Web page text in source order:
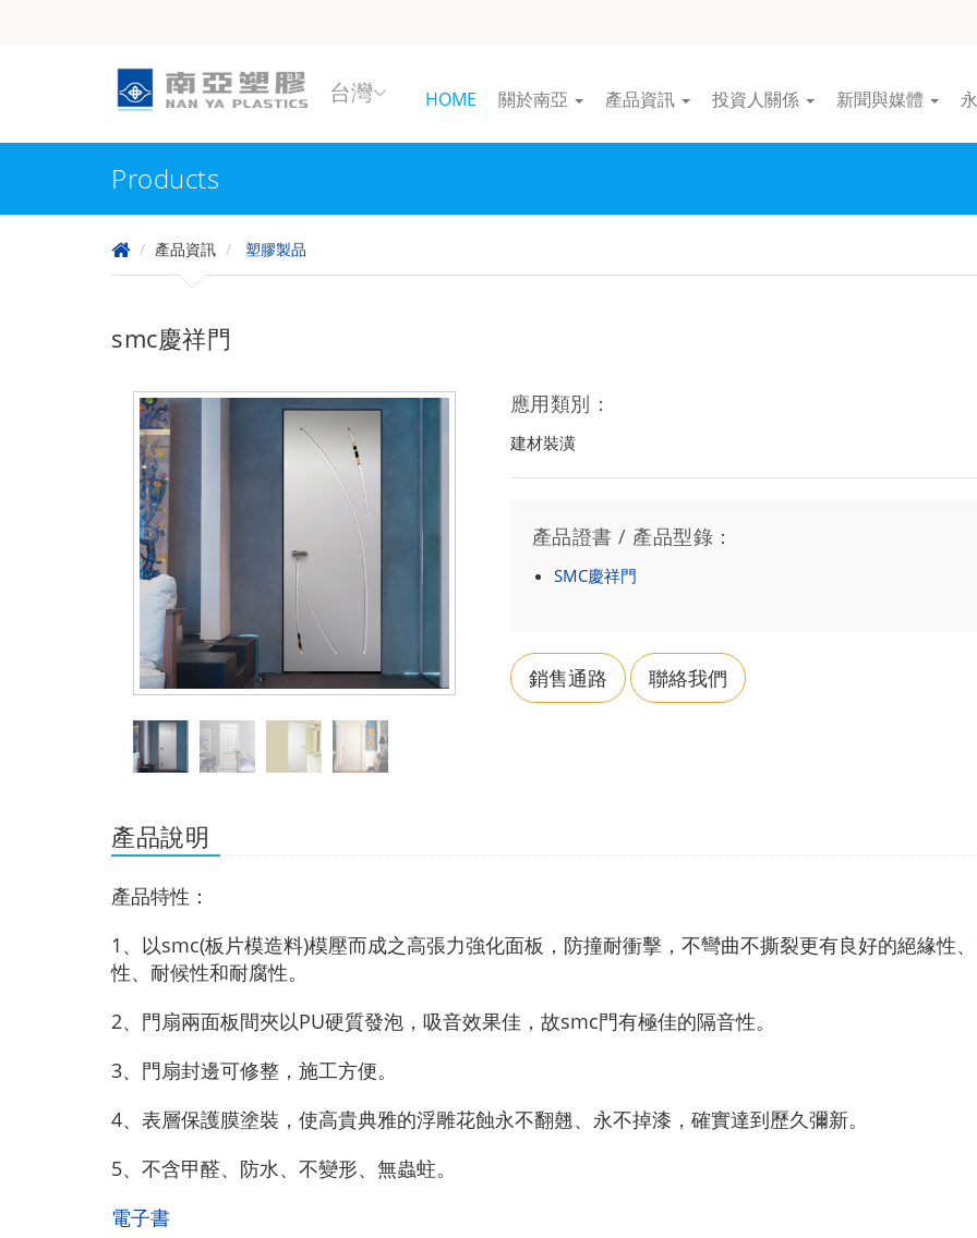
台灣 HOME 關於南亞 產品資訊 投資人關係 新聞與媒體
Products
產品資訊 塑膠製品
smc慶祥門
應用類別：
建材裝潢
產品證書 / 產品型錄：
SMC慶祥門
銷售通路 聯絡我們
產品說明
產品特性：
1、以smc(板片模造料)模壓而成之高張力強化面板，防撞耐衝擊，不彎曲不撕裂更有良好的絕緣性
性、耐候性和耐腐性。
2、門扇兩面板間夾以PU硬質發泡，吸音效果佳，故smc門有極佳的隔音性。
3、門扇封邊可修整，施工方便。
4、表層保護膜塗裝，使高貴典雅的浮雕花蝕永不翻翹、永不掉漆，確實達到歷久彌新。
5、不含甲醛、防水、不變形、無蟲蛀。
電子書